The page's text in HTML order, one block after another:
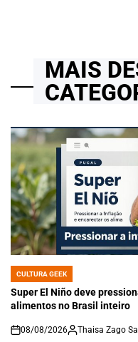
MAIS
POSTED
IN
CULTURA GEEK
Super El Niño deve
alimentos no Brasil inteiro
on
08/08/2026 Thaisa Zago